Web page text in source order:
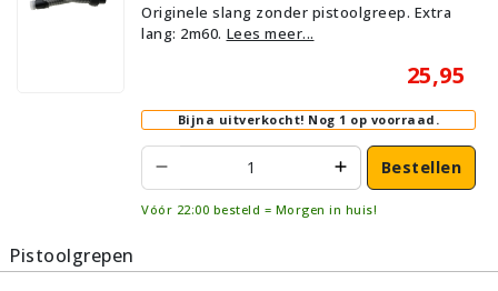
Originele slang zonder pistoolgreep. Extra
lang: 2m60. Lees meer...
25,95
Bijna uitverkocht! Nog 1 op voorraad.
Bestellen
Vóór 22:00 besteld = Morgen in huis!
Pistoolgrepen